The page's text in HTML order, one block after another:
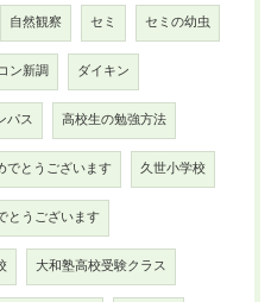
自然観察 セミ セミの幼虫
ン新調 ダイキン
パス 高校生の勉強方法
でとうございます 久世小学校
とうございます
大和塾高校受験クラス